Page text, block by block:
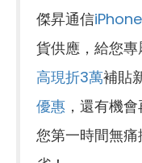
傑昇通信
貨供應，給您專
高現折3萬補貼
優惠 ，還有機
您第一時間無痛